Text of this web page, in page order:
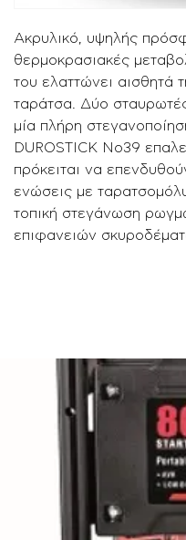
Ακρυλικό, υψηλής
θερμοκρασιακές
του ελαττώνει αισθητά
ταράτσα. Δύο
μία πλήρη
DUROSTICK No39
πρόκειται να
ενώσεις με
τοπική στεγάνωση
επιφανειών